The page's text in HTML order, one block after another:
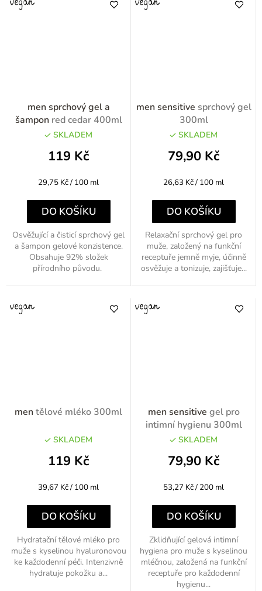
men sprchový gel a
šampon red cedar 400ml
SKLADEM
119 Kč
Měrná
29,75 Kč / 100 ml
DO KOŠÍKU
Osvěžující a čisticí sprchový gel
a šampon gelové konzistence.
Obsahuje 92% složek
přírodního původu.
men sensitive sprchový gel
300ml
SKLADEM
79,90 Kč
Měrná
26,63 Kč / 100 ml
DO KOŠÍKU
Relaxační sprchový gel pro
muže, založený na funkční
receptuře jemně myje, účinně
osvěžuje a tonizuje, zajišťuje...
mentělové mléko 300ml
SKLADEM
119 Kč
Měrná
39,67 Kč / 100 ml
DO KOŠÍKU
Hydratační tělové mléko pro
muže s kyselinou hyaluronovou
ke každodenní péči. Intenzivně
hydratuje pokožku a...
men sensitive gel pro
intimní hygienu 300ml
SKLADEM
79,90 Kč
Měrná
53,27 Kč / 200 ml
DO KOŠÍKU
Zklidňující gelová intimní
hygiena pro muže s kyselinou
mléčnou, založená na funkční
receptuře pro každodenní
hygienu...